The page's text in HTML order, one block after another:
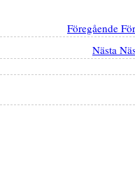
Föregående
Nästa